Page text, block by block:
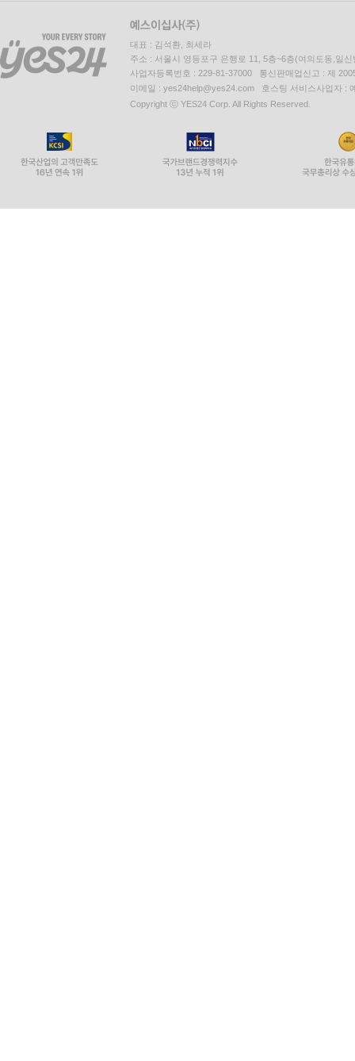
대표 : 김석환, 최세라
주소 : 서울시 영등포구 은행로 11, 5층~6층(여의도동,일신
사업자등록번호 : 229-81-37000 통신판매업신고 : 제
이메일 : yes24help@yes24.com 호스팅 서비스사업자 :
Copyright ⓒ YES24 Corp. All Rights Reserved.